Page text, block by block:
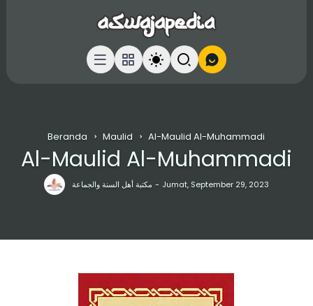
Beranda Maulid Al-Maulid Al-Muhammadi
مكتبة أهل السنة والجماعة Jumat, September 29, 2023
Al-Maulid Al-Muhammadi